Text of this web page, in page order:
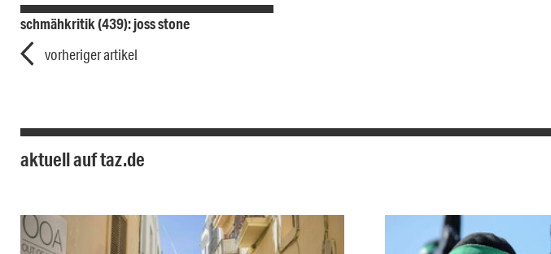
schmähkritik (439): joss stone
vorheriger artikel
aktuell auf taz.de